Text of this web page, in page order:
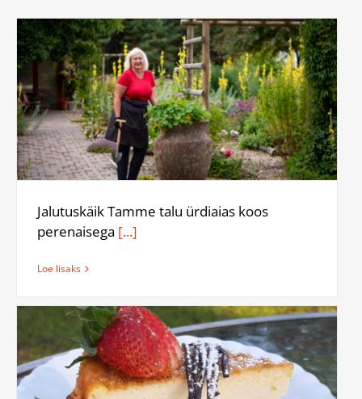
Jalutuskäik Tamme talu ürdiaias koos
perenaisega [...]
Loe lisaks